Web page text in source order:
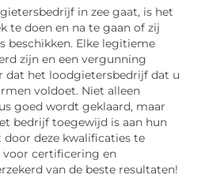
in zee gaat, is het
te doen en na te gaan of zij
beschikken. Elke legitieme
zijn en een vergunning
dat het loodgietersbedrijf dat u
voldoet. Niet alleen
goed wordt geklaard, maar
bedrijf toegewijd is aan hun
deze kwalificaties te
voor certificering en
van de beste resultaten!